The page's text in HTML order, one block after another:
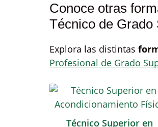
Conoce otras
Técnico de Grado
Explora las distintas
Profesional de Grado
Técnico Superior en